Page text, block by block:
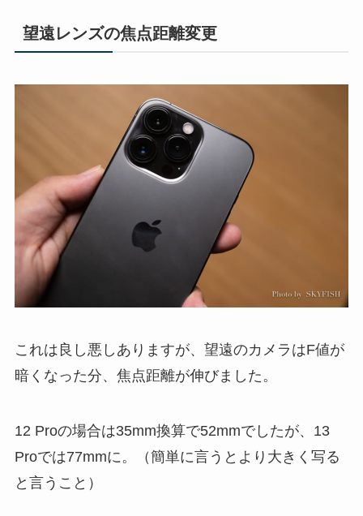
望遠レンズの焦点距離変更
これは良し悪しありますが、望遠のカメラはF値が
暗くなった分、焦点距離が伸びました。
12 Proの場合は35mm換算で52mmでしたが、13
Proでは77mmに。（簡単に言うとより大きく写る
と言うこと）